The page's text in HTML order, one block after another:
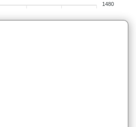
1480